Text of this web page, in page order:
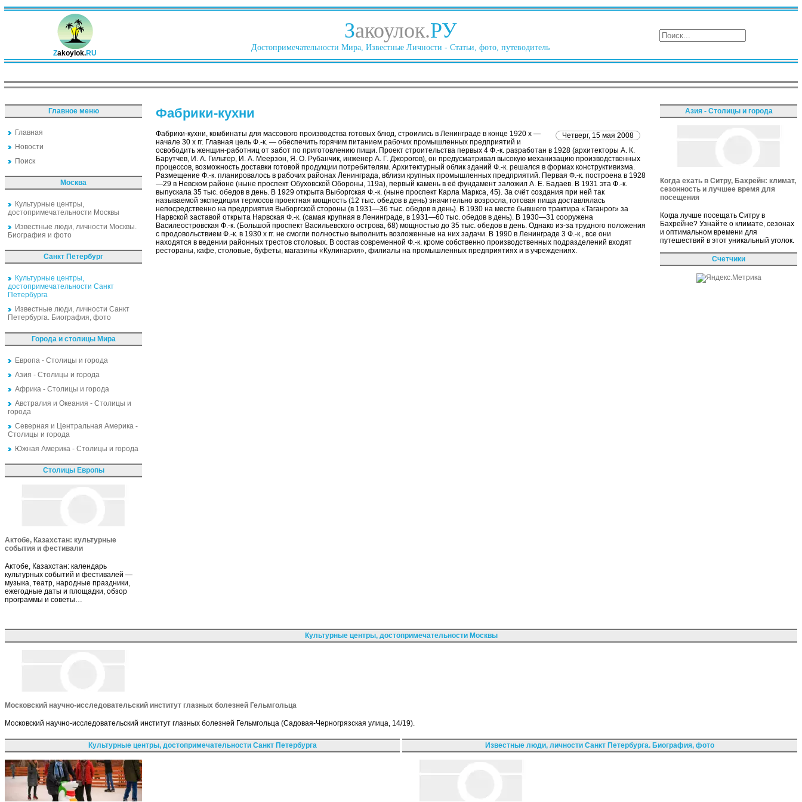
Zakoylok.RU
Закоулок.РУ
Достопримечательности Мира, Известные Личности - Статьи, фото, путеводитель
Главное меню
Главная
Новости
Поиск
Москва
Культурные центры,
достопримечательности Москвы
Известные люди, личности Москвы.
Биография и фото
Санкт Петербург
Культурные центры,
достопримечательности Санкт
Петербурга
Известные люди, личности Санкт
Петербурга. Биография, фото
Города и столицы Мира
Европа - Столицы и города
Азия - Столицы и города
Африка - Столицы и города
Австралия и Океания - Столицы и
города
Северная и Центральная Америка -
Столицы и города
Южная Америка - Столицы и города
Столицы Европы
Актобе, Казахстан: культурные
события и фестивали
Актобе, Казахстан: календарь
культурных событий и фестивалей —
музыка, театр, народные праздники,
ежегодные даты и площадки, обзор
программы и советы…
Фабрики-кухни
Четверг, 15 мая 2008
Фабрики-кухни, комбинаты для массового производства готовых блюд, строились в Ленинграде в конце 1920 х —
начале 30 х гг. Главная цель Ф.-к. — обеспечить горячим питанием рабочих промышленных предприятий и
освободить женщин-работниц от забот по приготовлению пищи. Проект строительства первых 4 Ф.-к. разработан в 1928 (архитекторы А. К.
Барутчев, И. А. Гильтер, И. А. Меерзон, Я. О. Рубанчик, инженер А. Г. Джорогов), он предусматривал высокую механизацию производственных
процессов, возможность доставки готовой продукции потребителям. Архитектурный облик зданий Ф.-к. решался в формах конструктивизма.
Размещение Ф.-к. планировалось в рабочих районах Ленинграда, вблизи крупных промышленных предприятий. Первая Ф.-к. построена в 1928
—29 в Невском районе (ныне проспект Обуховской Обороны, 119а), первый камень в её фундамент заложил А. Е. Бадаев. В 1931 эта Ф.-к.
выпускала 35 тыс. обедов в день. В 1929 открыта Выборгская Ф.-к. (ныне проспект Карла Маркса, 45). За счёт создания при ней так
называемой экспедиции термосов проектная мощность (12 тыс. обедов в день) значительно возросла, готовая пища доставлялась
непосредственно на предприятия Выборгской стороны (в 1931—36 тыс. обедов в день). В 1930 на месте бывшего трактира «Таганрог» за
Нарвской заставой открыта Нарвская Ф.-к. (самая крупная в Ленинграде, в 1931—60 тыс. обедов в день). В 1930—31 сооружена
Василеостровская Ф.-к. (Большой проспект Васильевского острова, 68) мощностью до 35 тыс. обедов в день. Однако из-за трудного положения
с продовольствием Ф.-к. в 1930 х гг. не смогли полностью выполнить возложенные на них задачи. В 1990 в Ленинграде 3 Ф.-к., все они
находятся в ведении районных трестов столовых. В состав современной Ф.-к. кроме собственно производственных подразделений входят
рестораны, кафе, столовые, буфеты, магазины «Кулинария», филиалы на промышленных предприятиях и в учреждениях.
Азия - Столицы и города
Когда ехать в Ситру, Бахрейн: климат,
сезонность и лучшее время для
посещения
Когда лучше посещать Ситру в
Бахрейне? Узнайте о климате, сезонах
и оптимальном времени для
путешествий в этот уникальный уголок.
Счетчики
Культурные центры, достопримечательности Москвы
Московский научно-исследовательский институт глазных болезней Гельмгольца
Московский научно-исследовательский институт глазных болезней Гельмгольца (Садовая-Черногрязская улица, 14/19).
Культурные центры, достопримечательности Санкт Петербурга Известные люди, личности Санкт Петербурга. Биография, фото